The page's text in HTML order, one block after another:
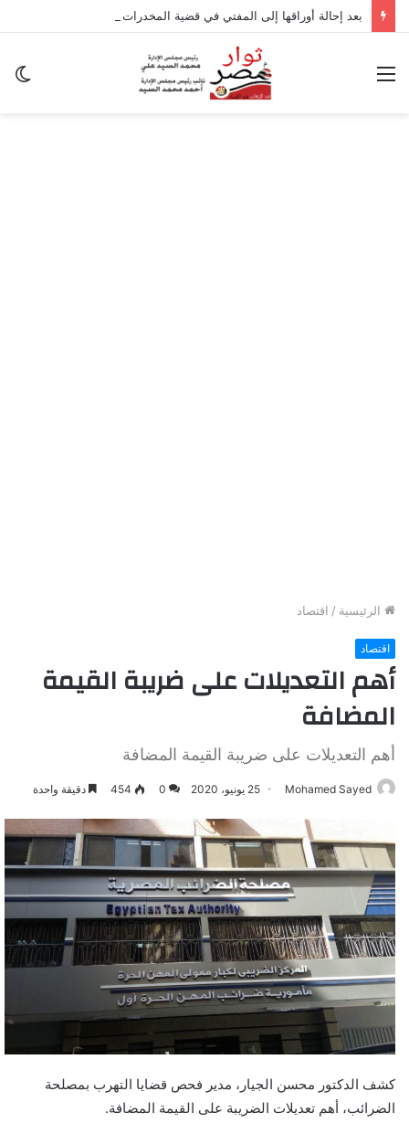
القائمة
الرئيسية / اقتصاد
اقتصاد
أهم التعديلات على ضريبة القيمة
المضافة
أهم التعديلات على ضريبة القيمة المضافة
Mohamed Sayed 25 يونيو، 2020 0
454 دقيقة واحدة
كشف الدكتور محسن الجيار، مدير فحص قضايا التهرب بمصلحة
الضرائب، أهم تعديلات الضريبة على القيمة المضافة.